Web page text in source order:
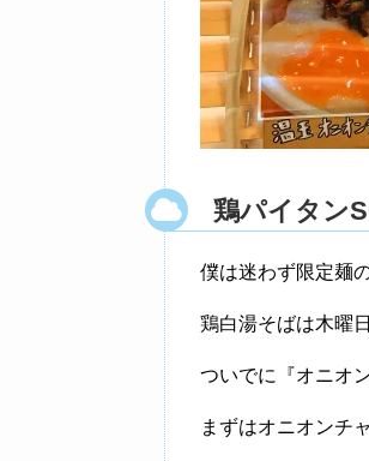
鶏パイタン
僕は迷わず限定麺
鶏白湯そばは木曜
ついでに『オニオ
まずはオニオンチ